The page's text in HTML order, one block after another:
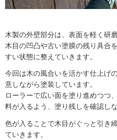
木製の外壁部分は、表面を軽く研
木目の凹凸や古い塗膜の残り具合
すい状態に整えていきます。
今回は木の風合いを活かす仕上げ
意しながら塗装しています。
ローラーで広い面を塗り進めつつ
料が入るよう、塗り残しを確認し
色が入ることで木目がぐっと引き
ていきます。